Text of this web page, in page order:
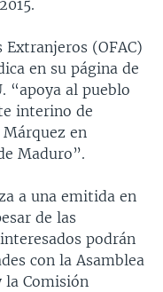
(OFAC)
en su página de
“apoya al pueblo
interino de
Márquez en
Maduro”.
a una emitida en
de las
podrán
con la Asamblea
la Comisión